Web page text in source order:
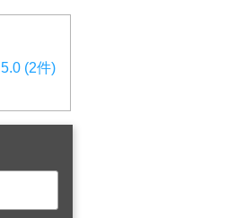
5.0 (2件)